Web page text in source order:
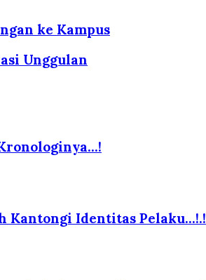
ke Kampus
Unggulan
Kantongi Identitas Pelaku…!.!